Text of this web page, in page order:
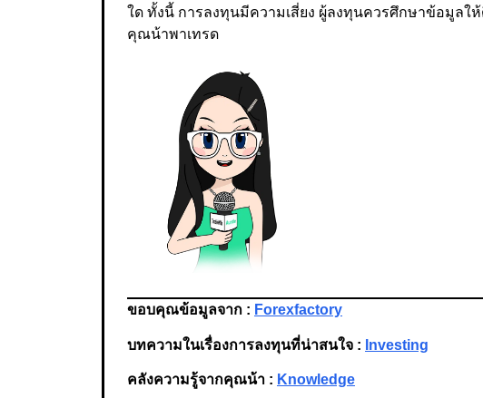
ใด ทั้งนี้ การลงทุนมีความเสี่ยง ผู้ลงทุนควรศึกษาข้อมูลใ
คุณน้าพาเทรด
ขอบคุณข้อมูลจาก : Forexfactory
บทความในเรื่องการลงทุนที่น่าสนใจ : Investing
คลังความรู้จากคุณน้า : Knowledge